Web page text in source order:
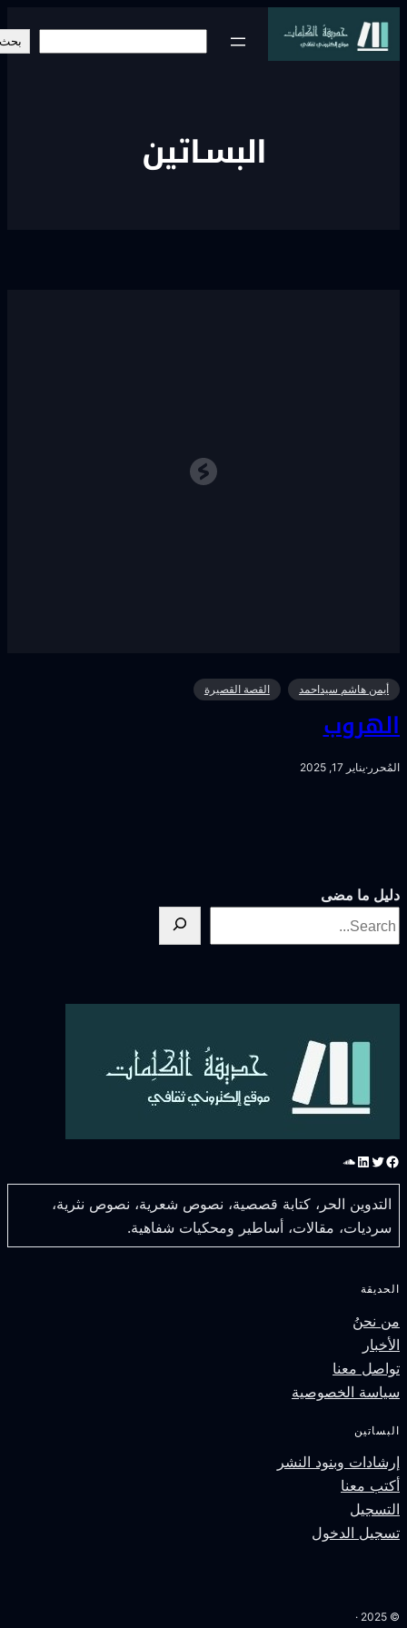
بحث
البسـاتين
أيمن هاشم سيداحمد القصة القصيرة
يناير 17, 2025
ما مضى
تويتر لينكد إن ساوند كلاود
التدوين الحر، كتابة قصصية، نصوص شعرية، نصوص نثرية،
سرديات، مقالات، أساطير ومحكيات شفاهية.
نحنُ
معنا
الخصوصية
وبنود النشر
معنا
الدخول
©